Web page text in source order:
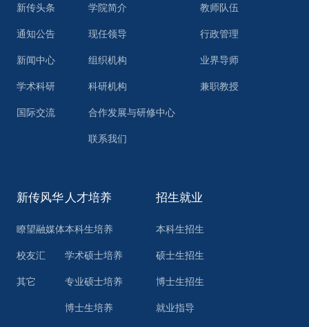
新传头条
通知公告
新闻中心
学术科研
国际交流
学院简介
现任领导
组织机构
科研机构
合作发展与研修中心
联系我们
教师队伍
行政管理
业界导师
兼职教授
新传风华
瞭望融媒体
校友汇
其它
人才培养
本科生培养
学术硕士培养
专业硕士培养
博士生培养
招生就业
本科生招生
硕士生招生
博士生招生
就业指导